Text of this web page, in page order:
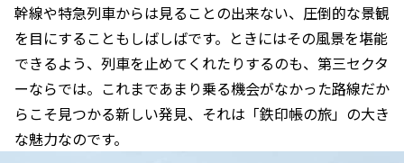
幹線や特急列車からは見ることの出来ない、圧倒的な景観
を目にすることもしばしばです。ときにはその風景を堪能
できるよう、列車を止めてくれたりするのも、第三セクタ
ーならでは。これまであまり乗る機会がなかった路線だか
らこそ見つかる新しい発見、それは「鉄印帳の旅」の大き
な魅力なのです。